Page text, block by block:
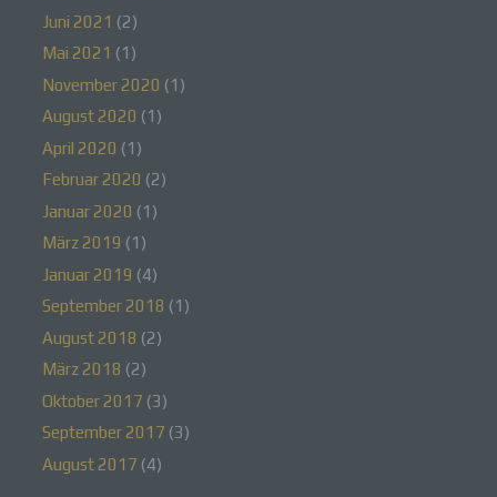
Juni 2021 (2)
Mai 2021 (1)
November 2020 (1)
August 2020 (1)
April 2020 (1)
Februar 2020 (2)
Januar 2020 (1)
März 2019 (1)
Januar 2019 (4)
September 2018 (1)
August 2018 (2)
März 2018 (2)
Oktober 2017 (3)
September 2017 (3)
August 2017 (4)
Kennnummer, zu Standortdaten, zu einer Online-
besonderen Merkmalen, die Ausdruck der
physischen, physiologischen, genetischen,
psychischen, wirtschaftlichen, kulturellen oder
sozialen Identität dieser natürlichen Person sind,
b) betroffene Person
Betroffene Person ist jede identifizierte oder
personenbezogene Daten von dem für die
Verarbeitung Verantwortlichen verarbeitet werden.
c) Verarbeitung
Verarbeitung ist jeder mit oder ohne Hilfe